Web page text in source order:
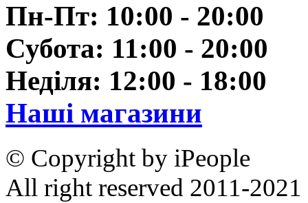
Пн-Пт: 10:00 - 20:00
Субота: 11:00 - 20:00
Неділя: 12:00 - 18:00
Наші магазини
© Copyright by iPeople
All right reserved 2011-2021